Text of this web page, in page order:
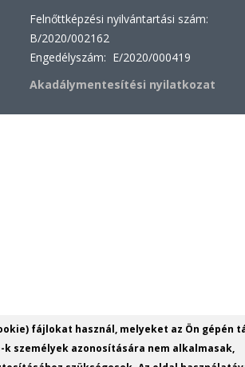
Felnőttképzési nyilvántartási szám:
B/2020/002162
Engedélyszám: E/2020/000419
Akadálymentesítési nyilatkozat
fájlokat használ, melyeket az Ön gépén
k személyek azonosítására nem alkalmasak,